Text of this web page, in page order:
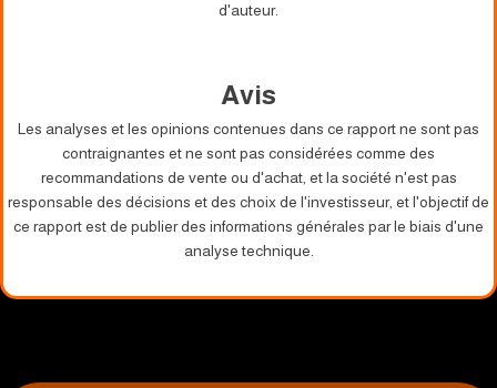
d'auteur.
Avis
Les analyses et les opinions contenues dans ce rapport ne sont pas
contraignantes et ne sont pas considérées comme des
recommandations de vente ou d'achat, et la société n'est pas
responsable des décisions et des choix de l'investisseur, et l'objectif de
ce rapport est de publier des informations générales par le biais d'une
analyse technique.